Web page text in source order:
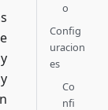
o
Config
uracion
es
Co
nfi